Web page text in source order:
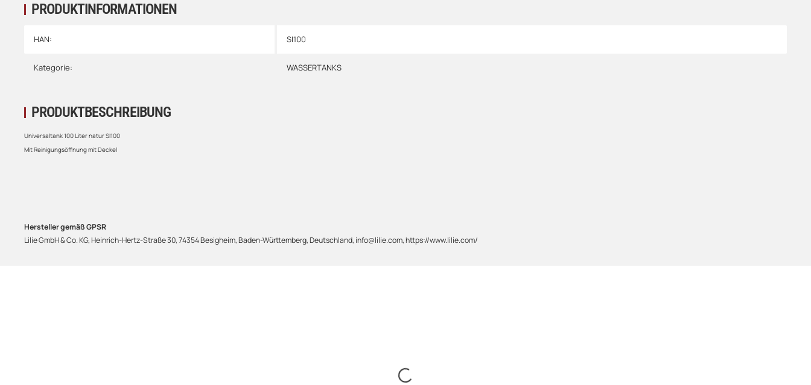
PRODUKTINFORMATIONEN
HAN: SI100
Kategorie: WASSERTANKS
PRODUKTBESCHREIBUNG
Universaltank 100 Liter natur SI100
Mit Reinigungsöffnung mit Deckel
Hersteller gemäß GPSR
Lilie GmbH & Co. KG, Heinrich-Hertz-Straße 30, 74354 Besigheim, Baden-Württemberg, Deutschland, info@lilie.com, https://www.lilie.com/